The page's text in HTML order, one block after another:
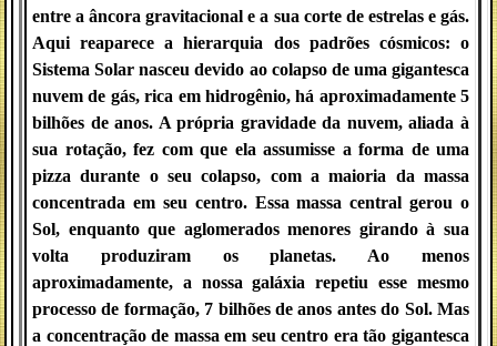
entre a âncora gravitacional e a sua corte de estrelas e gás.
Aqui reaparece a hierarquia dos padrões cósmicos: o
Sistema Solar nasceu devido ao colapso de uma gigantesca
nuvem de gás, rica em hidrogênio, há aproximadamente 5
bilhões de anos. A própria gravidade da nuvem, aliada à
sua rotação, fez com que ela assumisse a forma de uma
pizza durante o seu colapso, com a maioria da massa
concentrada em seu centro. Essa massa central gerou o
Sol, enquanto que aglomerados menores girando à sua
volta produziram os planetas. Ao menos
aproximadamente, a nossa galáxia repetiu esse mesmo
processo de formação, 7 bilhões de anos antes do Sol. Mas
a concentração de massa em seu centro era tão gigantesca